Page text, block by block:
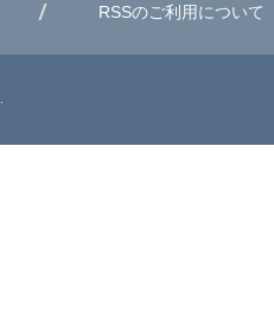
RSSのご利用について